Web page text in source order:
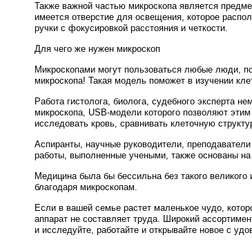
Также важной частью микроскопа является
имеется отверстие для освещения, которое
ручки с фокусировкой расстояния и четкости.
Для чего же нужен микроскоп
Микроскопами могут пользоваться любые люди,
микроскопа! Такая модель поможет в изучении
Работа гистолога, биолога, судебного эксперта
микроскопа, USB-модели которого позволяют
исследовать кровь, сравнивать клеточную
Аспиранты, научные руководители,
работы, выполненные учеными, также основаны на
Медицина была бы бессильна без такого
благодаря микроскопам.
Если в вашей семье растет маленькое чудо,
аппарат не составляет труда. Широкий
и исследуйте, работайте и открывайте новое с